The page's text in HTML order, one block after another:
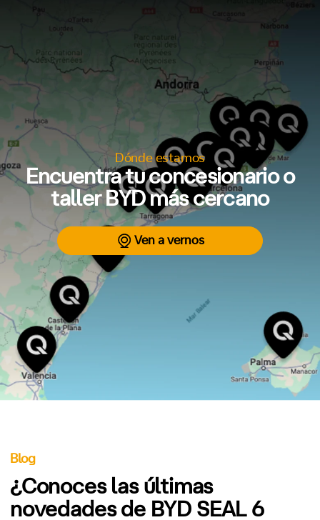
Dónde estamos
Encuentra tu concesionario o
taller BYD más cercano
Ven a vernos
Blog
¿Conoces las últimas
novedades de BYD SEAL 6